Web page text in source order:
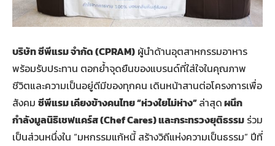
บริษัท ซีพีแรม จำกัด (CPRAM) ผู้นำด้านอุตสาหกรรมอาหาร
พร้อมรับประทาน ตอกย้ำจุดยืนของแบรนด์ที่ใส่ใจในคุณภาพ
ชีวิตและความเป็นอยู่ดีมีของทุกคน เดินหน้าสานต่อโครงการเพื่อ
สังคม ซีพีแรม เคียงข้างคนไทย“ห่วงใยไม่ห่าง”ล่าสุดผนึก
กำลังมูลนิธิเชฟแคร์ส (Chef Cares)และกระทรวงยุติธรรม ร่วม
เป็นส่วนหนึ่งใน “มหกรรมแก้หนี้ สร้างวิถีแห่งความเป็นธรรม” ปีที่